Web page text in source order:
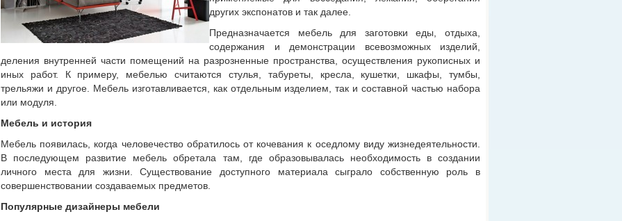
других экспонатов и так далее.
Предназначается мебель для заготовки еды, отдыха,
содержания и демонстрации всевозможных изделий,
деления внутренней части помещений на разрозненные пространства, осуществления рукописных и
иных работ. К примеру, мебелью считаются стулья, табуреты, кресла, кушетки, шкафы, тумбы,
трельяжи и другое. Мебель изготавливается, как отдельным изделием, так и составной частью набора
или модуля.
Мебель и история
Мебель появилась, когда человечество обратилось от кочевания к оседлому виду жизнедеятельности.
В последующем развитие мебель обретала там, где образовывалась необходимость в создании
личного места для жизни. Существование доступного материала сыграло собственную роль в
совершенствовании создаваемых предметов.
Популярные дизайнеры мебели